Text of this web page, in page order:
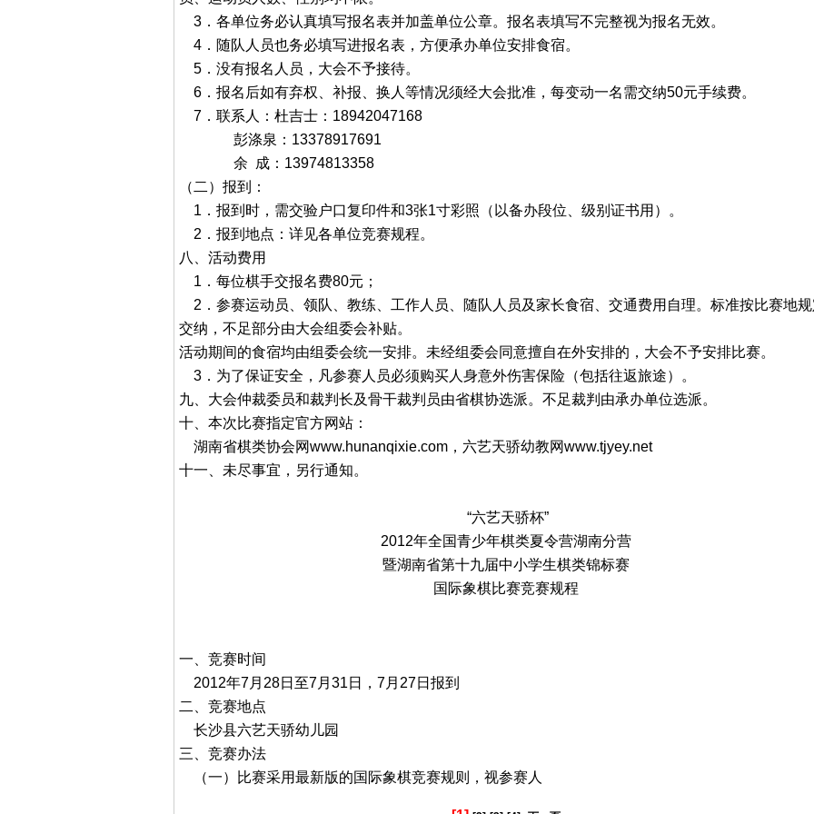
3．各单位务必认真填写报名表并加盖单位公章。报名表填写不完整视为报名无效。
4．随队人员也务必填写进报名表，方便承办单位安排食宿。
5．没有报名人员，大会不予接待。
6．报名后如有弃权、补报、换人等情况须经大会批准，每变动一名需交纳50元手续费。
7．联系人：杜吉士：18942047168
彭涤泉：13378917691
余 成：13974813358
（二）报到：
1．报到时，需交验户口复印件和3张1寸彩照（以备办段位、级别证书用）。
2．报到地点：详见各单位竞赛规程。
八、活动费用
1．每位棋手交报名费80元；
2．参赛运动员、领队、教练、工作人员、随队人员及家长食宿、交通费用自理。标准按比赛地
交纳，不足部分由大会组委会补贴。
活动期间的食宿均由组委会统一安排。未经组委会同意擅自在外安排的，大会不予安排比赛。
3．为了保证安全，凡参赛人员必须购买人身意外伤害保险（包括往返旅途）。
九、大会仲裁委员和裁判长及骨干裁判员由省棋协选派。不足裁判由承办单位选派。
十、本次比赛指定官方网站：
湖南省棋类协会网www.hunanqixie.com，六艺天骄幼教网www.tjyey.net
十一、未尽事宜，另行通知。
“六艺天骄杯”
2012年全国青少年棋类夏令营湖南分营
暨湖南省第十九届中小学生棋类锦标赛
国际象棋比赛竞赛规程
一、竞赛时间
2012年7月28日至7月31日，7月27日报到
二、竞赛地点
长沙县六艺天骄幼儿园
三、竞赛办法
（一）比赛采用最新版的国际象棋竞赛规则，视参赛人